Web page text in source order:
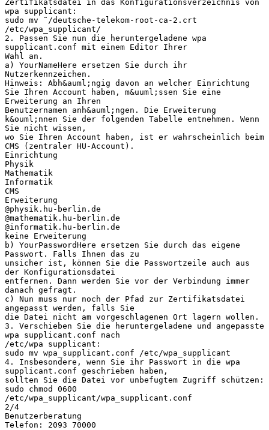
Zertifikatsdatei in das Konfigurationsverzeichnis von
wpa supplicant:
sudo mv ˜/deutsche-telekom-root-ca-2.crt
/etc/wpa_supplicant/
2. Passen Sie nun die heruntergeladene wpa
supplicant.conf mit einem Editor Ihrer
Wahl an.
a) YourNameHere ersetzen Sie durch ihr
Nutzerkennzeichen.
Hinweis: Abh&auml;ngig davon an welcher Einrichtung
Sie Ihren Account haben, m&uuml;ssen Sie eine
Erweiterung an Ihren
Benutzernamen anh&auml;ngen. Die Erweiterung
k&ouml;nnen Sie der folgenden Tabelle entnehmen. Wenn
Sie nicht wissen,
wo Sie Ihren Account haben, ist er wahrscheinlich beim
CMS (zentraler HU-Account).
Einrichtung
Physik
Mathematik
Informatik
CMS
Erweiterung
@physik.hu-berlin.de
@mathematik.hu-berlin.de
@informatik.hu-berlin.de
keine Erweiterung
b) YourPasswordHere ersetzen Sie durch das eigene
Passwort. Falls Ihnen das zu
unsicher ist, können Sie die Passwortzeile auch aus
der Konfigurationsdatei
entfernen. Dann werden Sie vor der Verbindung immer
danach gefragt.
c) Nun muss nur noch der Pfad zur Zertifikatsdatei
angepasst werden, falls Sie
die Datei nicht am vorgeschlagenen Ort lagern wollen.
3. Verschieben Sie die heruntergeladene und angepasste
wpa supplicant.conf nach
/etc/wpa supplicant:
sudo mv wpa_supplicant.conf /etc/wpa_supplicant
4. Insbesondere, wenn Sie ihr Passwort in die wpa
supplicant.conf geschrieben haben,
sollten Sie die Datei vor unbefugtem Zugriff schützen:
sudo chmod 0600
/etc/wpa_supplicant/wpa_supplicant.conf
2/4
Benutzerberatung
Telefon: 2093 70000